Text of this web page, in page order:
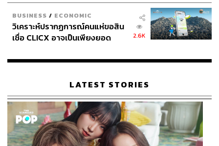
BUSINESS / ECONOMIC
วิเคราะห์ปรากฏการณ์คนแห่ขอสิน
เชื่อ CLICX อาจเป็นเพียงยอด
เรือนไทยที่ถูกซุกไว้
2.6K
LATEST STORIES